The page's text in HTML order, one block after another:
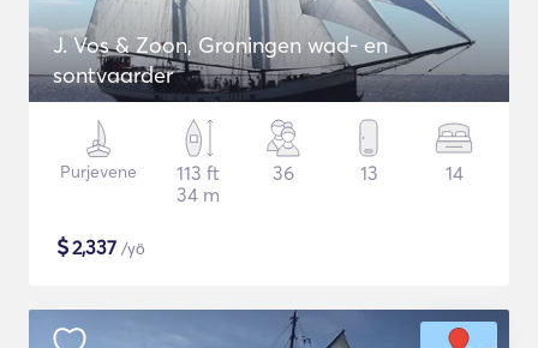
J. Vos & Zoon, Groningen wad- en
sontvaarder
Purjevene
113 ft
34 m
36 13 14
$2,337 /yö